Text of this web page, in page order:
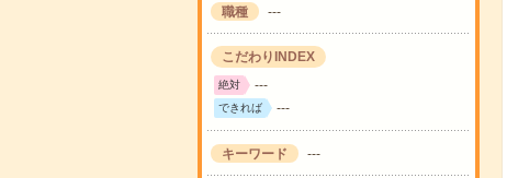
職種 ---
こだわりINDEX
絶対 ---
できれば ---
キーワード ---